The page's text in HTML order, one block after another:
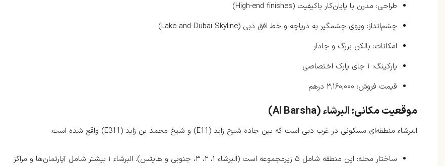
طراحی: مدرن با پایان‌کار باکیفیت (High-end finishes)
چشم‌انداز: ویوی چشمگیر به دریاچه و خط افق دبی (Lake and Dubai Skyline)
امکانات: بالکن بزرگ و جادار
پارکینگ: ۱ جای پارک اختصاصی
قیمت فروش: ۳,۱۶۰,۰۰۰ درهم
موقعیت مکانی: البرشاء (Al Barsha)
البرشاء منطقه‌ای مسکونی در غرب دبی است که بین جاده شیخ زاید (E11) و شیخ محمد بن زاید (E311) واقع شده است.
ساختار محله: این منطقه شامل ۵ زیرمجموعه است (البرشاء ۱، ۲، ۳، جنوبی و هایتس). البرشاء ۱ بیشتر شامل آپارتمان‌ها و مراکز